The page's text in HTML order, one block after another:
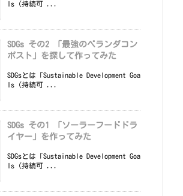
ls（持続可 ...
SDGs その2 「最強のベランダコン
ポスト」を探して作ってみた
SDGsとは「Sustainable Development Goa
ls（持続可 ...
SDGs その1 「ソーラーフードドラ
イヤー」を作ってみた
SDGsとは「Sustainable Development Goa
ls（持続可 ...